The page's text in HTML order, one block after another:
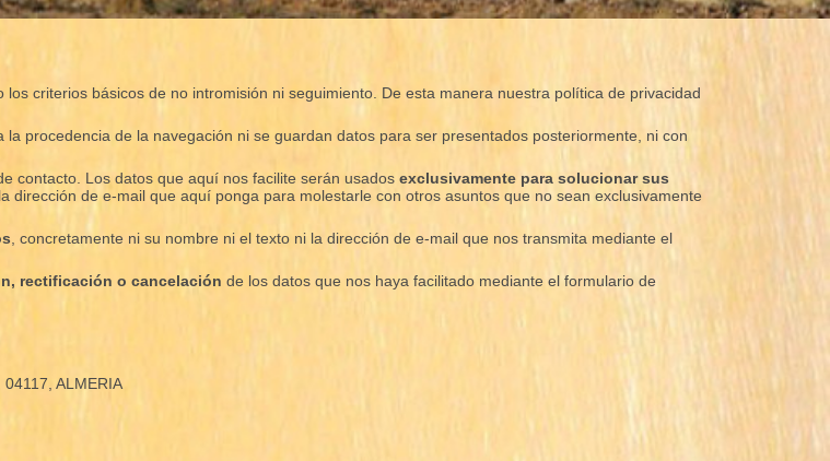
criterios básicos de no intromisión ni seguimiento. De esta manera nuestra política de privacidad
procedencia de la navegación ni se guardan datos para ser presentados posteriormente, ni con
contacto. Los datos que aquí nos facilite serán usados exclusivamente para solucionar sus
dirección de e-mail que aquí ponga para molestarle con otros asuntos que no sean exclusivamente
, concretamente ni su nombre ni el texto ni la dirección de e-mail que nos transmita mediante el
rectificación o cancelación de los datos que nos haya facilitado mediante el formulario de
ALMERIA